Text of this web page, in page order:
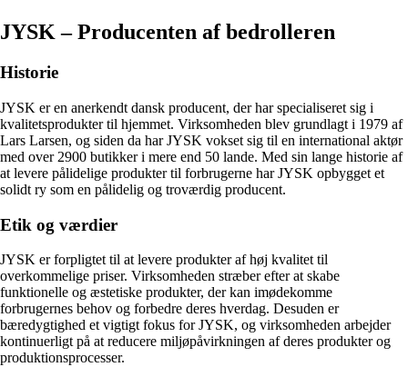
JYSK – Producenten af bedrolleren
Historie
JYSK er en anerkendt dansk producent, der har specialiseret sig i
kvalitetsprodukter til hjemmet. Virksomheden blev grundlagt i 1979 af
Lars Larsen, og siden da har JYSK vokset sig til en international aktør
med over 2900 butikker i mere end 50 lande. Med sin lange historie af
at levere pålidelige produkter til forbrugerne har JYSK opbygget et
solidt ry som en pålidelig og troværdig producent.
Etik og værdier
JYSK er forpligtet til at levere produkter af høj kvalitet til
overkommelige priser. Virksomheden stræber efter at skabe
funktionelle og æstetiske produkter, der kan imødekomme
forbrugernes behov og forbedre deres hverdag. Desuden er
bæredygtighed et vigtigt fokus for JYSK, og virksomheden arbejder
kontinuerligt på at reducere miljøpåvirkningen af ​​deres produkter og
produktionsprocesser.